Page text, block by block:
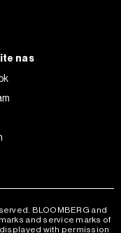
nas
BLOOMBERG and
and service marks of
with permission